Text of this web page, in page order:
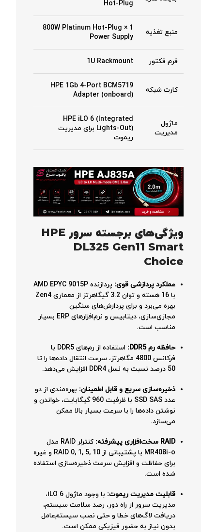
Hot-Plug
منبع تغذیه
1 × 800W Platinum Hot-Plug
Power Supply
فرم فکتور 1U Rackmount
کارت شبکه
HPE 1Gb 4-Port BCM5719
Adapter (onboard)
ماژول
مدیریت
HPE iLO 6 (Integrated
Lights-Out) برای مدیریت
ریموت
ویژگی‌های برجسته سرور HPE
DL325 Gen11 Smart
Choice
عملکرد پردازشی قوی:
پردازنده AMD EPYC 9015P
با 16 هسته و توان 3.2 گیگاهرتز از معماری Zen4
بهره می‌برد و برای پردازش‌های سنگین
مجازی‌سازی، دیتابیس و نرم‌افزارهای ERP بسیار
مناسب است.
حافظه رم DDR5:
استفاده از رم‌های DDR5 با
فرکانس 4800 مگاهرتز، سرعت انتقال داده‌ها را تا
50 درصد نسبت به نسل DDR4 افزایش می‌دهد.
ذخیره‌سازی سریع و قابل اطمینان: بهره‌مندی از دو
عدد SSD SAS با ظرفیت 960 گیگابایت، خواندن و
نوشتن داده‌ها را با سرعت بسیار بالا ممکن
می‌سازد.
RAID سخت‌افزاری پیشرفته:
کنترلر RAID مدل
MR408i-o با پشتیبانی از RAID 0, 1, 5, 10 و غیره
برای حفاظت و افزایش سرعت ذخیره‌سازی استفاده
شده است.
قابلیت مدیریت ریموت:
با وجود ماژول iLO 6،
مدیریت سرور از راه دور، رصد سلامت سیستم،
دریافت لاگ‌های خطا و حتی نصب سیستم‌عامل
بدون نیاز به حضور فیزیکی ممکن است.